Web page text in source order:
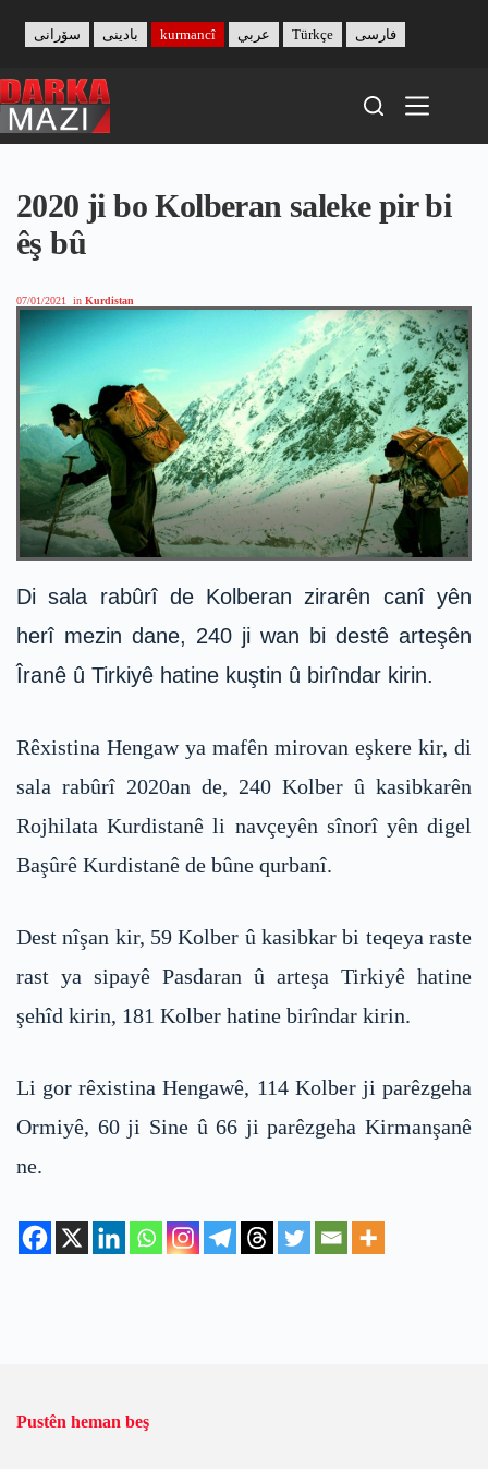
content
بادینی سۆرانی kurmancî عربي Türkçe فارسی
2020 ji bo Kolberan saleke pir bi
êş bû
07/01/2021 in Kurdistan
Di sala rabûrî de Kolberan zirarên canî yên
herî mezin dane, 240 ji wan bi destê arteşên
Îranê û Tirkiyê hatine kuştin û birîndar kirin.
Rêxistina Hengaw ya mafên mirovan eşkere kir, di
sala rabûrî 2020an de, 240 Kolber û kasibkarên
Rojhilata Kurdistanê li navçeyên sînorî yên digel
Başûrê Kurdistanê de bûne qurbanî.
Dest nîşan kir, 59 Kolber û kasibkar bi teqeya raste
rast ya sipayê Pasdaran û arteşa Tirkiyê hatine
şehîd kirin, 181 Kolber hatine birîndar kirin.
Li gor rêxistina Hengawê, 114 Kolber ji parêzgeha
Ormiyê, 60 ji Sine û 66 ji parêzgeha Kirmanşanê
ne.
Pustên heman beş